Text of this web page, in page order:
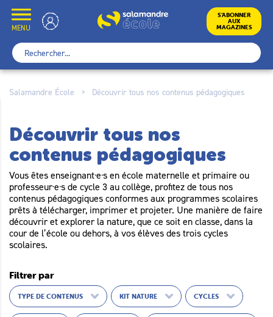
content
MENU
École S’ABONNER
AUX
MAGAZINES
Rechercher :
Salamandre École > Découvrir tous nos contenus pédagogiques
Découvrir tous nos
contenus pédagogiques
Vous êtes enseignant·e·s en école maternelle et primaire ou
professeur·e·s de cycle 3 au collège, profitez de tous nos
contenus pédagogiques conformes aux programmes scolaires
prêts à télécharger, imprimer et projeter. Une manière de faire
découvrir et explorer la nature, que ce soit en classe, dans la
cour de l’école ou dehors, à vos élèves des trois cycles
scolaires.
Filtrer par
TYPE DE CONTENUS KIT NATURE CYCLES